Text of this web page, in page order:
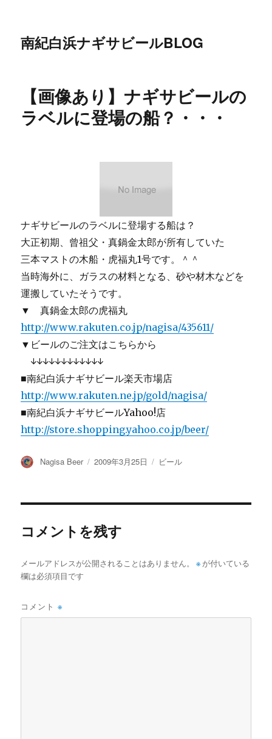
南紀白浜ナギサビールBLOG
【画像あり】ナギサビールの
ラベルに登場の船？・・・
ナギサビールのラベルに登場する船は？
大正初期、曾祖父・真鍋金太郎が所有していた
三本マストの木船・虎福丸1号です。＾＾
当時海外に、ガラスの材料となる、砂や材木などを
運搬していたそうです。
▼ 真鍋金太郎の虎福丸
http://www.rakuten.co.jp/nagisa/435611/
▼ビールのご注文はこちらから
↓↓↓↓↓↓↓↓↓↓↓↓
■南紀白浜ナギサビール楽天市場店
http://www.rakuten.ne.jp/gold/nagisa/
■南紀白浜ナギサビールYahoo!店
http://store.shopping.yahoo.co.jp/beer/
投
Nagisa Beer
投
2009年3月25日
カ
ビール
コメントを残す
メールアドレスが公開されることはありません。 ※ が付いている
欄は必須項目です
コメント※